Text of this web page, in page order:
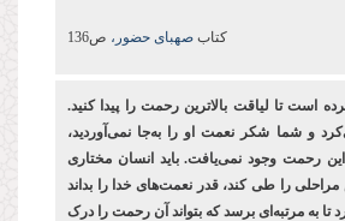
کتاب صهبای حضور، ص136
‌است تا لیاقت بالاترین رحمت را پیدا کنید.
و شما شکر نعمت او را به‌جا نمی‌آوردید،
این رحمت وجود نمی‌یافت. باید انسان مختاری
مراحلی را طی کند، قدر نعمت‌های خدا را بداند
تا به مرتبه‌ای برسد که بتواند آن رحمت را درک